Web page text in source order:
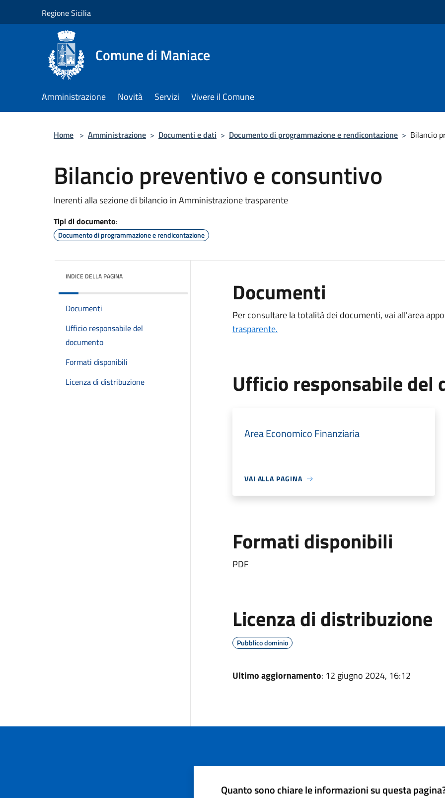
Regione Sicilia
Comune di Maniace
Amministrazione Novità Servizi Vivere il Comune
Home > Amministrazione > Documenti e dati > Documento di programmazione e rendicontazione > Bilancio
Bilancio preventivo e consuntivo
Inerenti alla sezione di bilancio in Amministrazione trasparente
Tipi di documento:
Documento di programmazione e rendicontazione
INDICE DELLA PAGINA
Documenti
Ufficio responsabile del
documento
Formati disponibili
Licenza di distribuzione
Documenti
Per consultare la totalità dei documenti, vai all'area
trasparente.
Ufficio responsabile del
Area Economico Finanziaria
VAI ALLA PAGINA
Formati disponibili
PDF
Licenza di distribuzione
Pubblico dominio
Ultimo aggiornamento: 12 giugno 2024, 16:12
Quanto sono chiare le informazioni su questa